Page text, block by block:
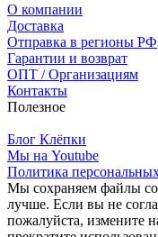
О компании
Доставка
Отправка в регионы РФ
Гарантии и возврат
ОПТ / Организациям
Контакты
Полезное
Блог Клёпки
Мы на Youtube
Политика
Мы сохраняем файлы
лучше. Если вы не
пожалуйста, измените